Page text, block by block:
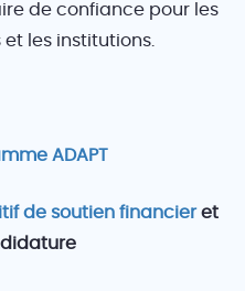
de confiance pour les
les institutions.
ADAPT
de soutien financieret